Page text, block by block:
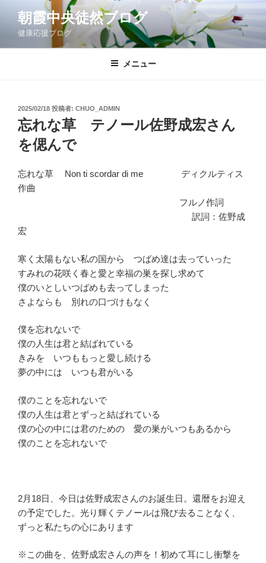
ン
朝霞中央徒然ブログ
健康応援ブログ
メニュー
投
稿
日:
2025/02/18 投稿者: CHUO_ADMIN
忘れな草 テノール佐野成宏さん
を偲んで
忘れな草 Non ti scordar di me ディクルティス
作曲
フルノ作詞
訳詞：佐野成
宏
寒く太陽もない私の国から つばめ達は去っていった
すみれの花咲く春と愛と幸福の巣を探し求めて
僕のいとしいつばめも去ってしまった
さよならも 別れの口づけもなく
僕を忘れないで
僕の人生は君と結ばれている
きみを いつももっと愛し続ける
夢の中には いつも君がいる
僕のことを忘れないで
僕の人生は君とずっと結ばれている
僕の心の中には君のための 愛の巣がいつもあるから
僕のことを忘れないで
2月18日、今日は佐野成宏さんのお誕生日。還暦をお迎え
の予定でした。光り輝くテノールは飛び去ることなく、
ずっと私たちの心にあります
※この曲を、佐野成宏さんの声を！初めて耳にし衝撃を